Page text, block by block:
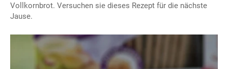
Vollkornbrot. Versuchen sie dieses Rezept für die nächste
Jause.